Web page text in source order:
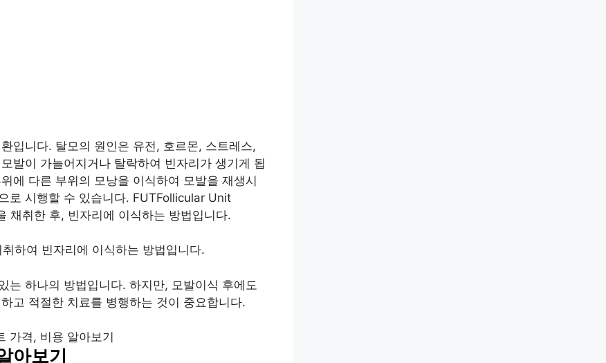
입니다. 탈모의 원인은 유전, 호르몬, 스트레스,
발이 가늘어지거나 탈락하여 빈자리가 생기게 됩
에 다른 부위의 모낭을 이식하여 모발을 재생시
로 시행할 수 있습니다. FUTFollicular Unit
취한 후, 빈자리에 이식하는 방법입니다.
하여 빈자리에 이식하는 방법입니다.
는 하나의 방법입니다. 하지만, 모발이식 후에도
고 적절한 치료를 병행하는 것이 중요합니다.
가격, 비용 알아보기
아보기